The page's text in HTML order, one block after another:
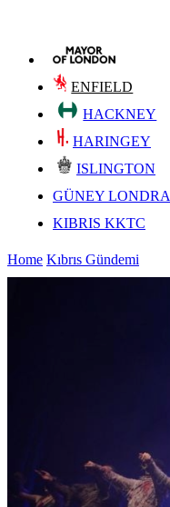
ENFIELD
HACKNEY
HARINGEY
ISLINGTON
GÜNEY LONDRA
KIBRIS KKTC
Home Kıbrıs Gündemi